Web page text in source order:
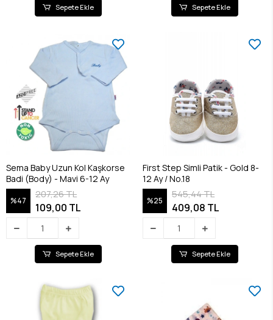
Sepete Ekle Sepete Ekle
Sema Baby Uzun Kol Kaşkorse
Badi (Body) - Mavi 6-12 Ay
%47
207,26 TL
109,00 TL
Sepete Ekle
First Step Simli Patik - Gold 8-
12 Ay / No.18
%25
545,44 TL
409,08 TL
Sepete Ekle